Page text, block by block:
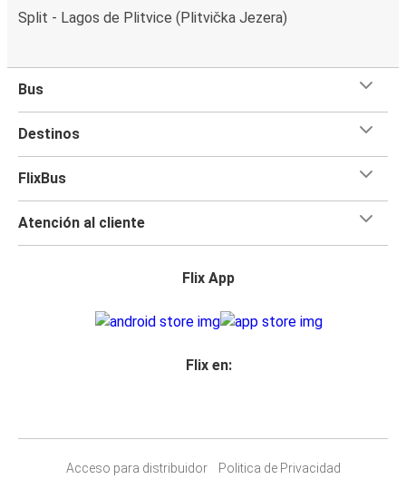
Split - Lagos de Plitvice (Plitvička Jezera)
Bus
Destinos
FlixBus
Atención al cliente
Flix App
Flix en:
Acceso para distribuidor Politica de Privacidad